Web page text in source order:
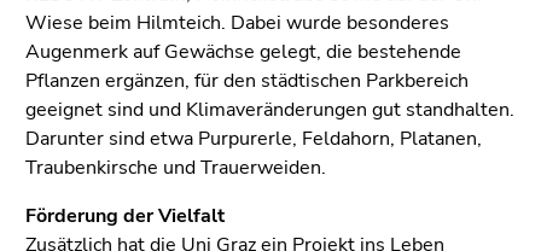
Wiese beim Hilmteich. Dabei wurde besonderes
Augenmerk auf Gewächse gelegt, die bestehende
Pflanzen ergänzen, für den städtischen Parkbereich
geeignet sind und Klimaveränderungen gut standhalten.
Darunter sind etwa Purpurerle, Feldahorn, Platanen,
Traubenkirsche und Trauerweiden.
Förderung der Vielfalt
Zusätzlich hat die Uni Graz ein Projekt ins Leben